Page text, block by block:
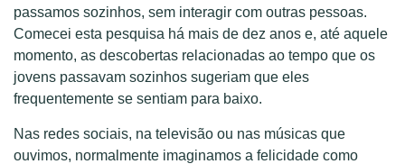
passamos sozinhos, sem interagir com outras pessoas.
Comecei esta pesquisa há mais de dez anos e, até aquele
momento, as descobertas relacionadas ao tempo que os
jovens passavam sozinhos sugeriam que eles
frequentemente se sentiam para baixo.
Nas redes sociais, na televisão ou nas músicas que
ouvimos, normalmente imaginamos a felicidade como